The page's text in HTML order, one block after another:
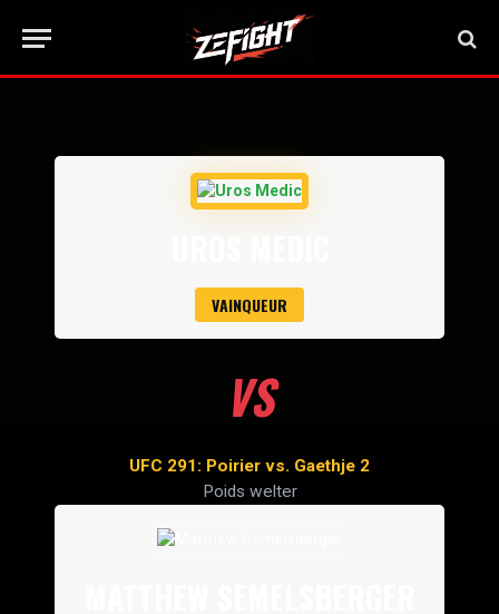
VAINQUEUR
VS
UFC 291: Poirier vs. Gaethje 2
Poids welter